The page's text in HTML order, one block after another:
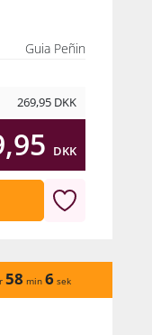
Guia Peñin
269,95 DKK
DKK
58 min 6 sek